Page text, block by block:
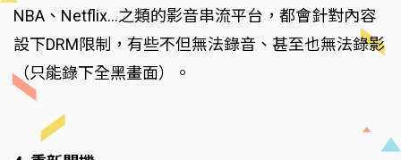
NBA、Netflix...之類的影音串流平台，都會針對內容
設下DRM限制，有些不但無法錄音、甚至也無法錄影
（只能錄下全黑畫面）。